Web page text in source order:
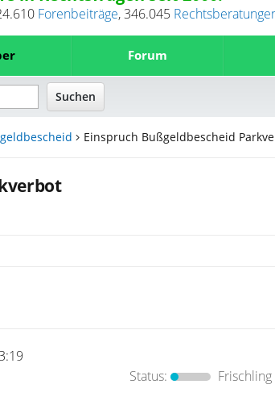
Forenbeiträge,346.045
Forum
Einspruch Bußgeldbescheid
Status:
Frischling